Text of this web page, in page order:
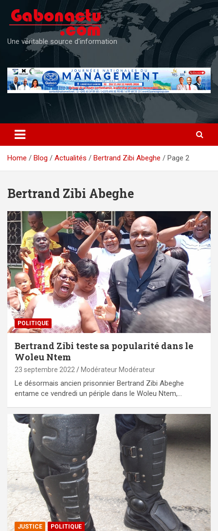
content
Une véritable source d'information
Home Blog Actualités Bertrand Zibi Abeghe Page 2
Bertrand Zibi Abeghe
POLITIQUE
Bertrand Zibi teste sa popularité dans le
Woleu Ntem
23 septembre 2022 Modérateur Modérateur
Le désormais ancien prisonnier Bertrand Zibi Abeghe
entame ce vendredi un périple dans le Woleu Ntem,…
JUSTICE POLITIQUE